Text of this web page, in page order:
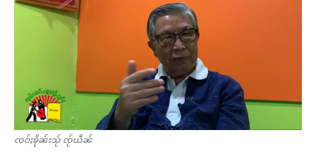
ၸဝ်ႈၶိုၼ်းသႂ် ၸႂ်ယဵၼ်